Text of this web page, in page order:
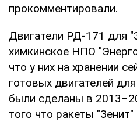
прокомментировали.
Двигатели РД-171 для
химкинское НПО
что у них на хранении
готовых двигателей
были сделаны в
того что ракеты